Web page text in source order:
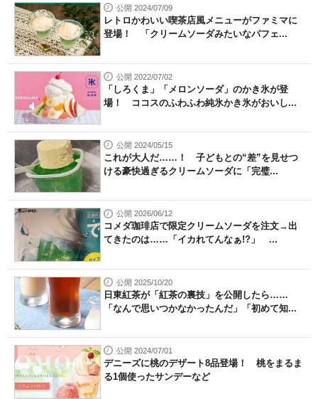
公開 2024/07/09
レトロかわいい喫茶店風メニューがファミマに
登場！ 「クリームソーダみたいなパフェ...
公開 2022/07/02
「しろくま」「メロンソーダ」のかき氷が登
場！ ココスのふわふわ純氷かき氷がおいし...
公開 2024/05/15
これが大人だ……！ 子どもとの“差”を見せつ
ける豪快過ぎるクリームソーダに「完璧...
公開 2026/06/12
コメダ珈琲店で限定クリームソーダを注文→出
てきたのは……「イカれてんなぁ!?」 ...
公開 2025/10/20
日東紅茶が「紅茶の裏技」を公開したら……
「なんで思いつかなかったんだ」「初めて知...
公開 2024/07/01
デニーズに桃のデザート8品登場！ 桃をまるま
る1個使ったサンデーなど